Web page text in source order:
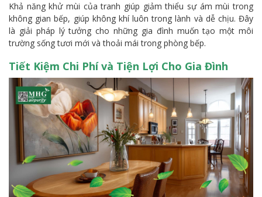
Khả năng khử mùi của tranh giúp giảm thiểu sự ám mùi trong
không gian bếp, giúp không khí luôn trong lành và dễ chịu. Đây
là giải pháp lý tưởng cho những gia đình muốn tạo một môi
trường sống tươi mới và thoải mái trong phòng bếp.
Tiết Kiệm Chi Phí và Tiện Lợi Cho Gia Đình